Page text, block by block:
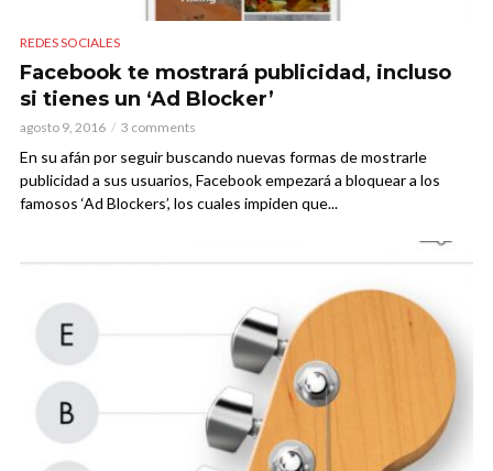
REDES SOCIALES
Facebook te mostrará publicidad, incluso
si tienes un ‘Ad Blocker’
agosto 9, 2016 3 comments
En su afán por seguir buscando nuevas formas de mostrarle
publicidad a sus usuarios, Facebook empezará a bloquear a los
famosos ‘Ad Blockers’, los cuales impiden que...